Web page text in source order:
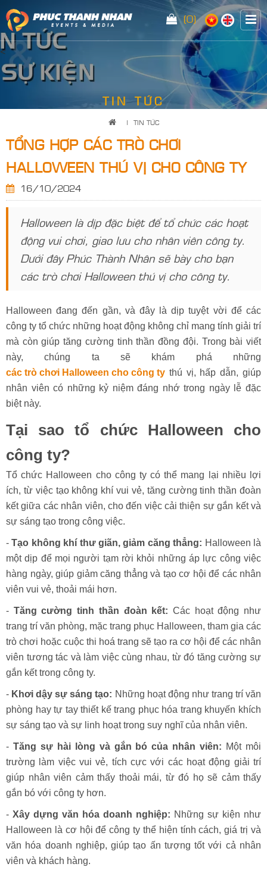
(0)
<
TIN TỨC
| TIN TỨC
TỔNG HỢP CÁC TRÒ CHƠI
HALLOWEEN THÚ VỊ CHO CÔNG TY
16/10/2024
Halloween là dịp đặc biệt để tổ chức các hoạt
động vui chơi, giao lưu cho nhân viên công ty.
Dưới đây Phúc Thành Nhân sẽ bày cho bạn
các trò chơi Halloween thú vị cho công ty.
Halloween đang đến gần, và đây là dịp tuyệt vời để các
công ty tổ chức những hoạt động không chỉ mang tính giải trí
mà còn giúp tăng cường tinh thần đồng đội. Trong bài viết
này, chúng ta sẽ khám phá những
các trò chơi Halloween cho công ty thú vị, hấp dẫn, giúp
nhân viên có những kỷ niệm đáng nhớ trong ngày lễ đặc
biệt này.
Tại sao tổ chức Halloween cho
công ty?
Tổ chức Halloween cho công ty có thể mang lại nhiều lợi
ích, từ việc tạo không khí vui vẻ, tăng cường tinh thần đoàn
kết giữa các nhân viên, cho đến việc cải thiện sự gắn kết và
sự sáng tạo trong công việc.
-Tạo không khí thư giãn, giảm căng thẳng: Halloween là
một dịp để mọi người tạm rời khỏi những áp lực công việc
hàng ngày, giúp giảm căng thẳng và tạo cơ hội để các nhân
viên vui vẻ, thoải mái hơn.
- Tăng cường tinh thần đoàn kết: Các hoạt động như
trang trí văn phòng, mặc trang phục Halloween, tham gia các
trò chơi hoặc cuộc thi hoá trang sẽ tạo ra cơ hội để các nhân
viên tương tác và làm việc cùng nhau, từ đó tăng cường sự
gắn kết trong công ty.
- Khơi dậy sự sáng tạo: Những hoạt động như trang trí văn
phòng hay tự tay thiết kế trang phục hóa trang khuyến khích
sự sáng tạo và sự linh hoạt trong suy nghĩ của nhân viên.
- Tăng sự hài lòng và gắn bó của nhân viên: Một môi
trường làm việc vui vẻ, tích cực với các hoạt động giải trí
giúp nhân viên cảm thấy thoải mái, từ đó họ sẽ cảm thấy
gắn bó với công ty hơn.
- Xây dựng văn hóa doanh nghiệp: Những sự kiện như
Halloween là cơ hội để công ty thể hiện tính cách, giá trị và
văn hóa doanh nghiệp, giúp tạo ấn tượng tốt với cả nhân
viên và khách hàng.